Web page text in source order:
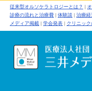
従来型オルソケラトロジーとは？ |
診療の流れと治療費 | 体験談 | 治療経
メディア掲載 | 学会発表 | クリニッ